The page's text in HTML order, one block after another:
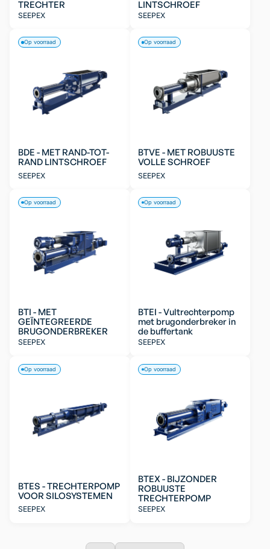
TRECHTER
SEEPEX
LINTSCHROEF
SEEPEX
BDE - MET RAND-TOT-
RAND LINTSCHROEF
SEEPEX
Op voorraad
BTVE - MET ROBUUSTE
VOLLE SCHROEF
SEEPEX
Op voorraad
BTI - MET
GEÏNTEGREERDE
BRUGONDERBREKER
SEEPEX
Op voorraad
BTEI - Vultrechterpomp
met brugonderbreker in
de buffertank
SEEPEX
Op voorraad
BTES - TRECHTERPOMP
VOOR SILOSYSTEMEN
SEEPEX
Op voorraad
BTEX - BIJZONDER
ROBUUSTE
TRECHTERPOMP
SEEPEX
Op voorraad